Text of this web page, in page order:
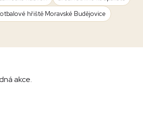
hřiště Moravské Budějovice
akce.